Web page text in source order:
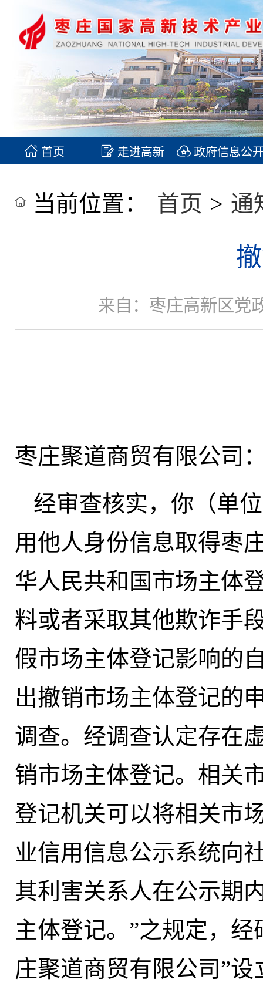
首页 走进高新 政府信息公
当前位置： 首页 > 通
来自：枣庄高新区党
枣庄聚道商贸有限公司
经审查核实，你（单
用他人身份信息取得枣
华人民共和国市场主体
料或者采取其他欺诈手
假市场主体登记影响的
出撤销市场主体登记的
调查。经调查认定存在
销市场主体登记。相关
登记机关可以将相关市
业信用信息公示系统向
其利害关系人在公示期
主体登记。”之规定，
庄聚道商贸有限公司”设